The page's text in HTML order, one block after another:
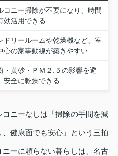
コニー掃除が不要になり、時間
効活用できる
ドリールームや乾燥機など、室
心の家事動線が築きやすい
・黄砂・ＰＭ２.５の影響を避
安全に乾燥できる
ニーなしは「掃除の手間を減
健康面でも安心」という三拍
ーに頼らない暮らしは、名古